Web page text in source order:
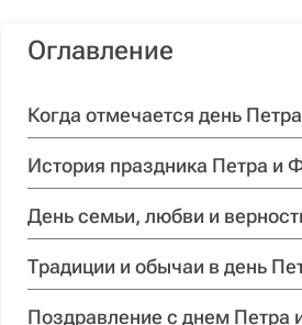
Оглавление
Когда отмечается день
История праздника Петра и
День семьи, любви и
Традиции и обычаи в день
Поздравление с днем Петра